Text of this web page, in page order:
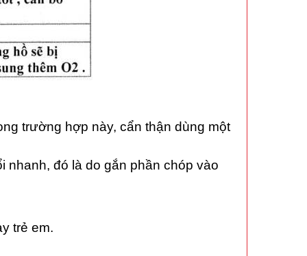
trường hợp này, cẩn thận dùng một
đó là do gắn phần chóp vào
trẻ em.